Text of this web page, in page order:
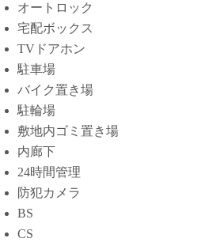
オートロック
宅配ボックス
TVドアホン
駐車場
バイク置き場
駐輪場
敷地内ゴミ置き場
内廊下
24時間管理
防犯カメラ
BS
CS